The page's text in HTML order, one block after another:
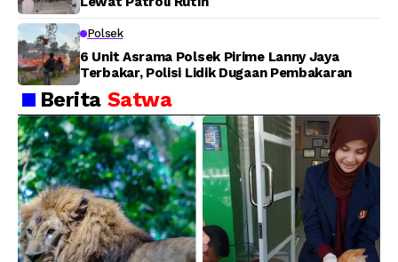
Polsek
6 Unit Asrama Polsek Pirime Lanny Jaya
Terbakar, Polisi Lidik Dugaan Pembakaran
Berita Satwa